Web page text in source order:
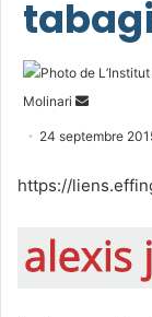
Molinari
Envoyer
24 septembre
https://